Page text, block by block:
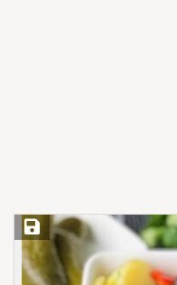
Save Recipe